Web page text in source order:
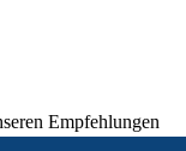
Empfehlungen